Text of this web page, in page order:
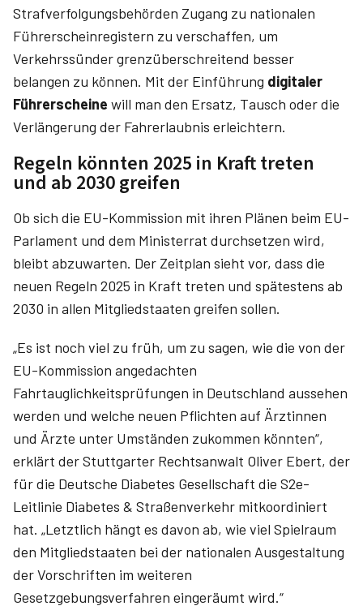
Strafverfolgungsbehörden Zugang zu natio­nalen
Führerscheinregistern zu verschaffen, um
Verkehrssünder grenzüberschreitend besser
belangen zu können. Mit der Einführung digitaler
Führerscheine will man den Ersatz, Tausch oder die
Verlängerung der Fahrerlaubnis erleichtern.
Regeln könnten 2025 in Kraft treten
und ab 2030 greifen
Ob sich die EU-Kommission mit ihren Plänen beim EU-
Parlament und dem Ministerrat durchsetzen wird,
bleibt abzuwarten. Der Zeitplan sieht vor, dass die
neuen Regeln 2025 in Kraft treten und spätestens ab
2030 in allen Mitgliedstaaten greifen sollen.
„Es ist noch viel zu früh, um zu sagen, wie die von der
EU-Kommission angedachten
Fahrtauglichkeitsprüfungen in Deutschland aussehen
werden und welche neuen Pflichten auf Ärztinnen
und Ärzte unter Umständen zukommen könnten“,
erklärt der Stuttgarter Rechtsanwalt Oliver Ebert, der
für die Deutsche Diabetes Gesellschaft die S2e-
Leitlinie Diabetes & Straßenverkehr mitkoordiniert
hat. „Letztlich hängt es davon ab, wie viel Spielraum
den Mitgliedstaaten bei der nationalen Ausgestaltung
der Vorschriften im weiteren
Gesetzgebungsverfahren eingeräumt wird.“